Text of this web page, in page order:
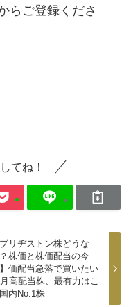
らご登録くださ
てね！
ブリヂストン株どうな
株価と株価配当の今
価配当急落で買いたい
高配当株、最有力はこ
内No.1株